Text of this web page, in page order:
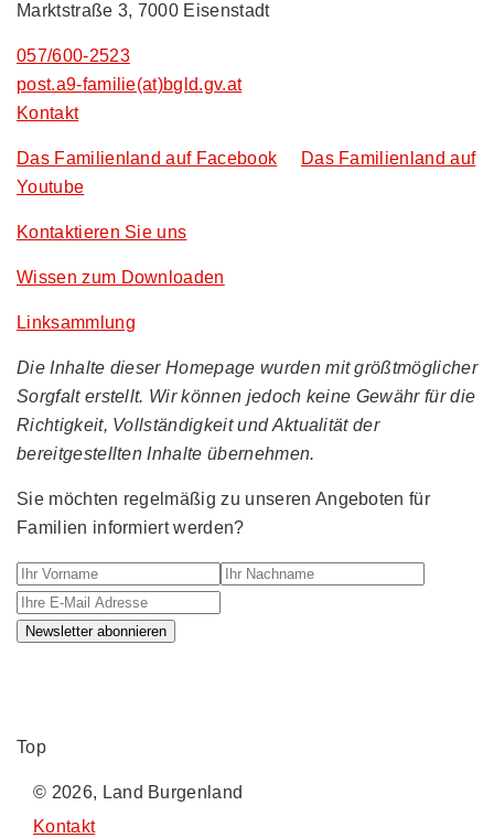
Marktstraße 3, 7000 Eisenstadt
057/600-2523
post.a9-familie(at)bgld.gv.at
Kontakt
Das Familienland auf Facebook
Das Familienland auf
Youtube
Kontaktieren Sie uns
Wissen zum Downloaden
Linksammlung
Die Inhalte dieser Homepage wurden mit größtmöglicher
Sorgfalt erstellt. Wir können jedoch keine Gewähr für die
Richtigkeit, Vollständigkeit und Aktualität der
bereitgestellten Inhalte übernehmen.
Sie möchten regelmäßig zu unseren Angeboten für
Familien informiert werden?
Ihr Vorname Ihr Nachname
Newsletter abonnieren
Top
© 2026, Land Burgenland
Kontakt